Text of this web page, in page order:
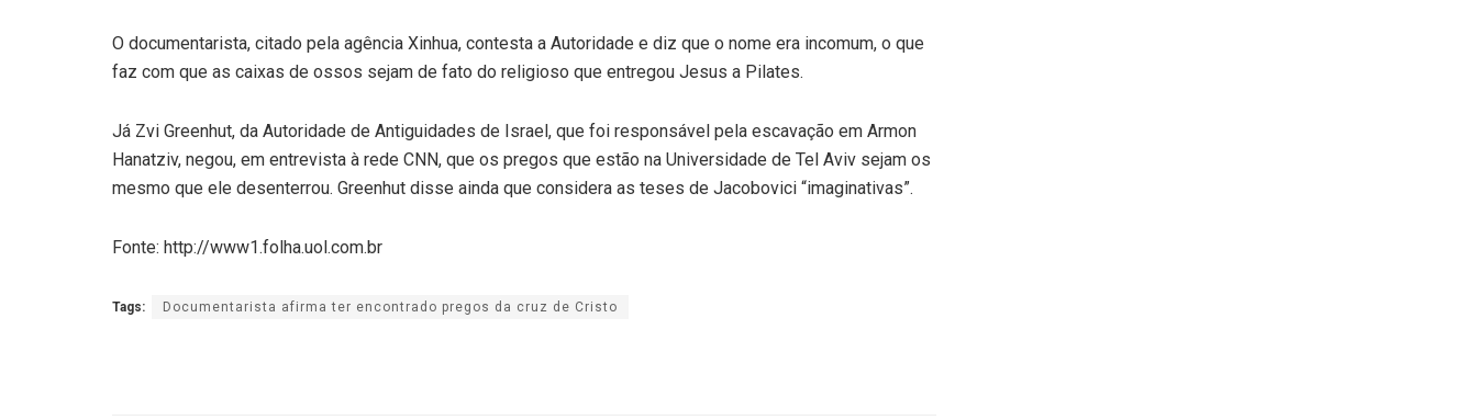
O documentarista, citado pela agência Xinhua, contesta a Autoridade e diz que o nome era incomum, o que
faz com que as caixas de ossos sejam de fato do religioso que entregou Jesus a Pilates.
Já Zvi Greenhut, da Autoridade de Antiguidades de Israel, que foi responsável pela escavação em Armon
Hanatziv, negou, em entrevista à rede CNN, que os pregos que estão na Universidade de Tel Aviv sejam os
mesmo que ele desenterrou. Greenhut disse ainda que considera as teses de Jacobovici “imaginativas”.
Fonte: http://www1.folha.uol.com.br
Tags: Documentarista afirma ter encontrado pregos da cruz de Cristo